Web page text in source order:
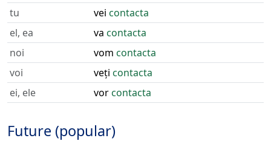
tu
vei contacta
el, ea
va contacta
noi
vom contacta
voi
veți contacta
ei, ele
vorcontacta
Future (popular)